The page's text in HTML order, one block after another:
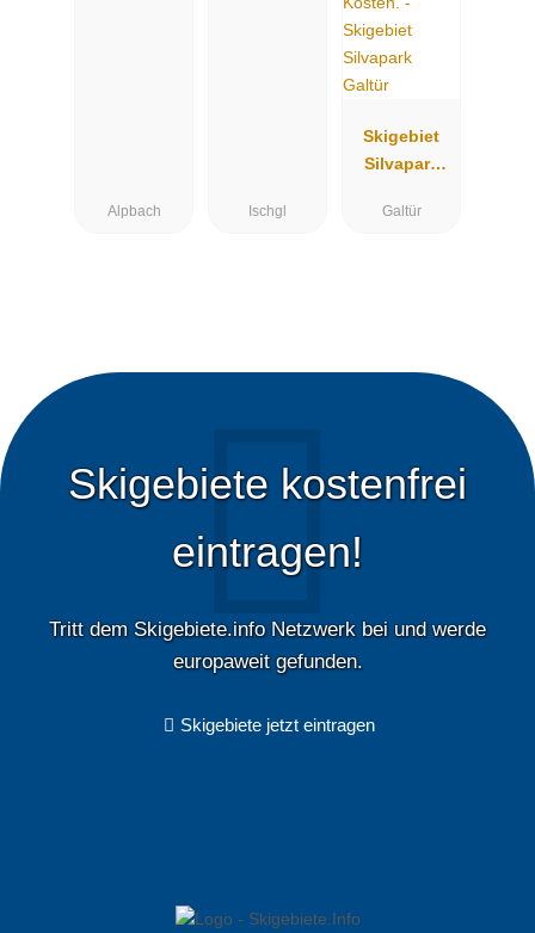
Alpbach Ischgl
Skigebiet
Silvapark
Galtür
Skigebiete kostenfrei
eintragen!
Tritt dem Skigebiete.info Netzwerk bei und werde
europaweit gefunden.
Skigebiete jetzt eintragen